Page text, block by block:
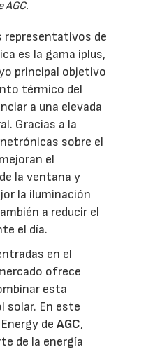
AGC.
representativos de
es la gama iplus,
principal objetivo
térmico del
a una elevada
Gracias a la
sobre el
el
la ventana y
la iluminación
a reducir el
el día.
en el
ofrece
esta
solar. En este
de AGC,
de la energía